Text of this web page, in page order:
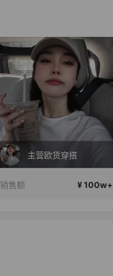
主营欧货穿搭
销售额 ¥ 100w+